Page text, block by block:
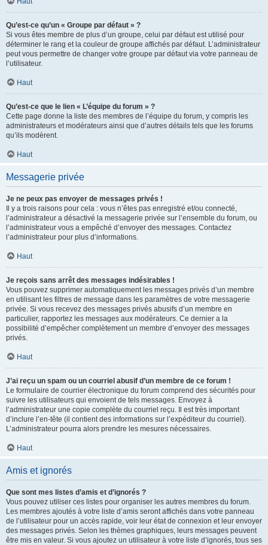
Qu’est-ce qu’un « Groupe par défaut » ?
Si vous êtes membre de plus d’un groupe, celui par défaut est utilisé pour
déterminer le rang et la couleur de groupe affichés par défaut. L’administrateur
peut vous permettre de changer votre groupe par défaut via votre panneau de
l’utilisateur.
Haut
Qu’est-ce que le lien « L’équipe du forum » ?
Cette page donne la liste des membres de l’équipe du forum, y compris les
administrateurs et modérateurs ainsi que d’autres détails tels que les forums
qu’ils modèrent.
Haut
Messagerie privée
Je ne peux pas envoyer de messages privés !
Il y a trois raisons pour cela : vous n’êtes pas enregistré et/ou connecté,
l’administrateur a désactivé la messagerie privée sur l’ensemble du forum, ou
l’administrateur vous a empêché d’envoyer des messages. Contactez
l’administrateur pour plus d’informations.
Haut
Je reçois sans arrêt des messages indésirables !
Vous pouvez supprimer automatiquement les messages privés d’un membre
en utilisant les filtres de message dans les paramètres de votre messagerie
privée. Si vous recevez des messages privés abusifs d’un membre en
particulier, rapportez les messages aux modérateurs. Ce dernier a la
possibilité d’empêcher complètement un membre d’envoyer des messages
privés.
Haut
J’ai reçu un spam ou un courriel abusif d’un membre de ce forum !
Le formulaire de courrier électronique du forum comprend des sécurités pour
suivre les utilisateurs qui envoient de tels messages. Envoyez à
l’administrateur une copie complète du courriel reçu. Il est très important
d’inclure l’en-tête (il contient des informations sur l’expéditeur du courriel).
L’administrateur pourra alors prendre les mesures nécessaires.
Haut
Amis et ignorés
Que sont mes listes d’amis et d’ignorés ?
Vous pouvez utiliser ces listes pour organiser les autres membres du forum.
Les membres ajoutés à votre liste d’amis seront affichés dans votre panneau
de l’utilisateur pour un accès rapide, voir leur état de connexion et leur envoyer
des messages privés. Selon les thèmes graphiques, leurs messages peuvent
être mis en valeur. Si vous ajoutez un utilisateur à votre liste d’ignorés, tous ses